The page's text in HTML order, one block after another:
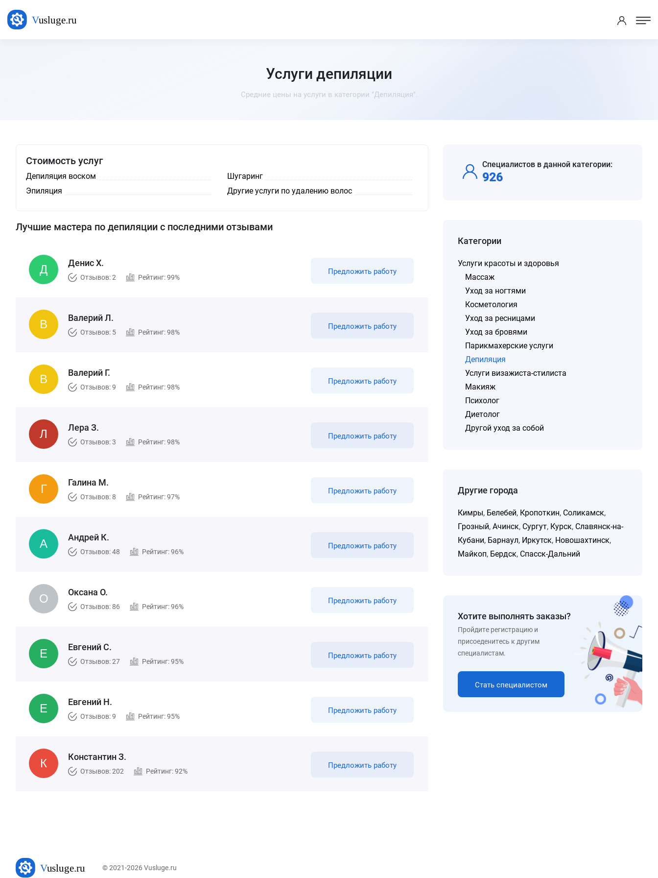
Услуги депиляции
Средние цены на услуги в категории "Депиляция".
Стоимость услуг
Депиляция воском
Шугаринг
Эпиляция
Другие услуги по удалению волос
Лучшие мастера по депиляции с последними отзывами
Денис Х.
Отзывов: 2 Рейтинг: 99%
Предложить работу
Валерий Л.
Отзывов: 5 Рейтинг: 98%
Предложить работу
Валерий Г.
Отзывов: 9 Рейтинг: 98%
Предложить работу
Лера З.
Отзывов: 3 Рейтинг: 98%
Предложить работу
Галина М.
Отзывов: 8 Рейтинг: 97%
Предложить работу
Андрей К.
Отзывов: 48 Рейтинг: 96%
Предложить работу
Оксана О.
Отзывов: 86 Рейтинг: 96%
Предложить работу
Евгений С.
Отзывов: 27 Рейтинг: 95%
Предложить работу
Евгений Н.
Отзывов: 9 Рейтинг: 95%
Предложить работу
Константин З.
Отзывов: 202 Рейтинг: 92%
Предложить работу
Специалистов в данной категории:
926
Категории
Услуги красоты и здоровья
Массаж
Уход за ногтями
Косметология
Уход за ресницами
Уход за бровями
Парикмахерские услуги
Депиляция
Услуги визажиста-стилиста
Макияж
Психолог
Диетолог
Другой уход за собой
Другие города
Кимры, Белебей, Кропоткин, Соликамск,
Грозный,Ачинск, Сургут, Курск, Славянск-на-
Кубани, Барнаул, Иркутск, Новошахтинск,
Майкоп, Бердск, Спасск-Дальний
Хотите выполнять заказы?
Пройдите регистрацию и
присоеденитесь к другим
специалистам.
Стать специалистом
© 2021-2026 Vusluge.ru